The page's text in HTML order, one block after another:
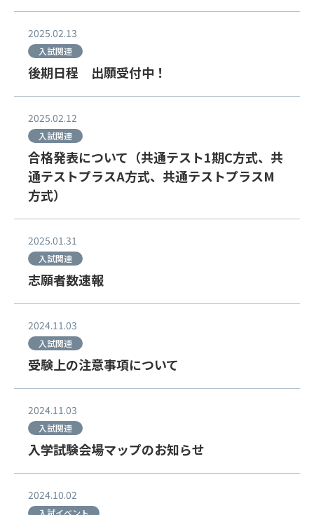
2025.02.13
入試関連
後期日程 出願受付中！
2025.02.12
入試関連
合格発表について（共通テスト1期C方式、共
通テストプラスA方式、共通テストプラスM
方式）
2025.01.31
入試関連
志願者数速報
2024.11.03
入試関連
受験上の注意事項について
2024.11.03
入試関連
入学試験会場マップのお知らせ
2024.10.02
入試イベント